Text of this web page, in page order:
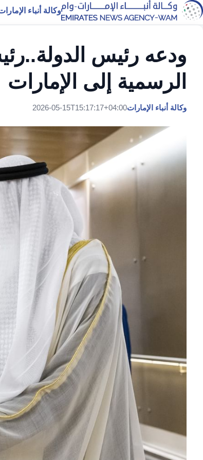
وكالة أنباء
ودعه رئيس
الرسمية إلى الإمارات
وكالة أنباء الإمارات2026-05-15T15:17:17+04:00